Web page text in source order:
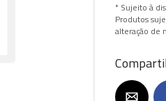
* Sujeito à
Produtos
alteração de